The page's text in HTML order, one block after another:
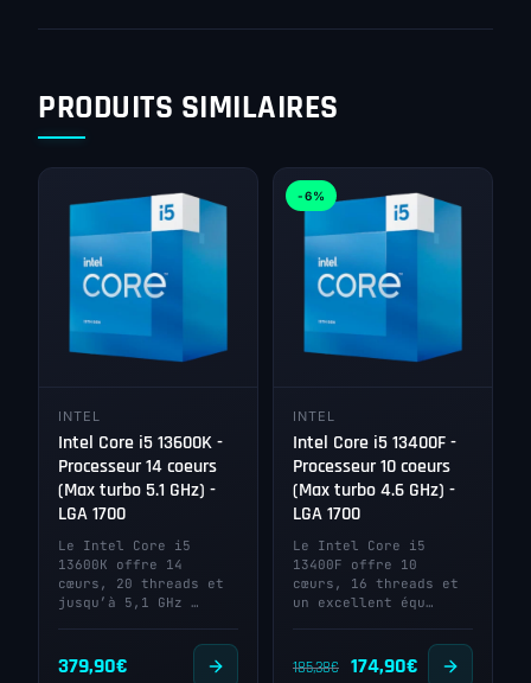
PRODUITS SIMILAIRES
INTEL
Intel Core i5 13600K -
Processeur 14 coeurs
(Max turbo 5.1 GHz) -
LGA 1700
Le Intel Core i5
13600K offre 14
cœurs, 20 threads et
jusqu’à 5,1 GHz …
379,90€
-6%
INTEL
Intel Core i5 13400F -
Processeur 10 coeurs
(Max turbo 4.6 GHz) -
LGA 1700
Le Intel Core i5
13400F offre 10
cœurs, 16 threads et
un excellent équ…
185,38€
Le
174,90€